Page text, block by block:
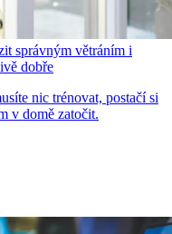
správným větráním i
dobře
nic trénovat, postačí si
v domě zatočit.